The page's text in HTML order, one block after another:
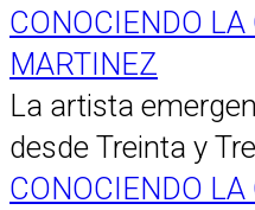
CONOCIENDO
MARTINEZ
La artista
desde Treinta y
CONOCIENDO